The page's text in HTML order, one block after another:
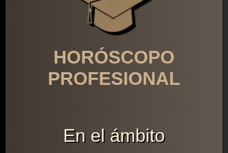
HORÓSCOPO
PROFESIONAL
En el ámbito